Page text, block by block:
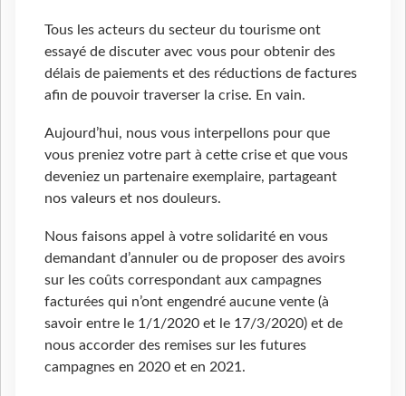
Tous les acteurs du secteur du tourisme ont
essayé de discuter avec vous pour obtenir des
délais de paiements et des réductions de factures
afin de pouvoir traverser la crise. En vain.
Aujourd’hui, nous vous interpellons pour que
vous preniez votre part à cette crise et que vous
deveniez un partenaire exemplaire, partageant
nos valeurs et nos douleurs.
Nous faisons appel à votre solidarité en vous
demandant d’annuler ou de proposer des avoirs
sur les coûts correspondant aux campagnes
facturées qui n’ont engendré aucune vente (à
savoir entre le 1/1/2020 et le 17/3/2020) et de
nous accorder des remises sur les futures
campagnes en 2020 et en 2021.